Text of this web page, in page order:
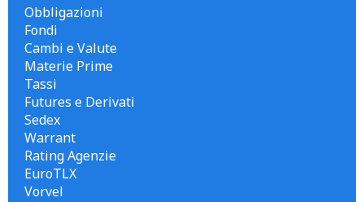
Obbligazioni
Fondi
Cambi e Valute
Materie Prime
Tassi
Futures e Derivati
Sedex
Warrant
Rating Agenzie
EuroTLX
Vorvel